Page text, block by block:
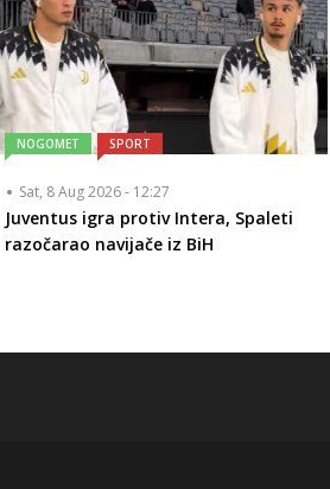
NOGOMET SPORT
Sat, 8 Aug 2026 - 12:27
Juventus igra protiv Intera, Spaleti
razočarao navijače iz BiH